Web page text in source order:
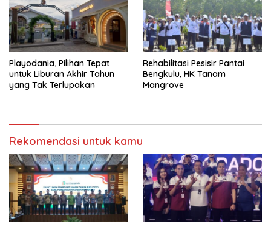
Playodania, Pilihan Tepat
untuk Liburan Akhir Tahun
yang Tak Terlupakan
Rehabilitasi Pesisir Pantai
Bengkulu, HK Tanam
Mangrove
Rekomendasi untuk kamu